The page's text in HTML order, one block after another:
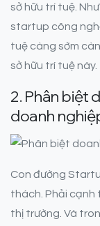
sở hữu trí tuệ.
startup công
tuệ càng sớm
sở hữu trí tuệ này.
2. Phân biệt
doanh
Con đường
thách. Phải cạnh
thị trường. Và